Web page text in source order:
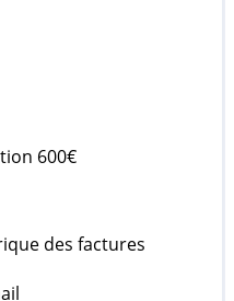
600€
des factures